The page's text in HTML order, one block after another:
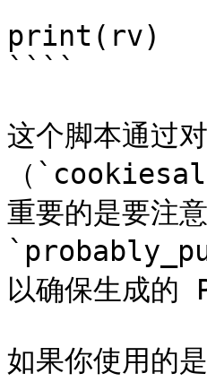
print(rv)
````
这个脚本通过
（
重要的是要注
以确保生成
如果你使用的